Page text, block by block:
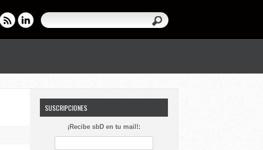
SUSCRIPCIONES
¡Recibe sbD en tu mail!: